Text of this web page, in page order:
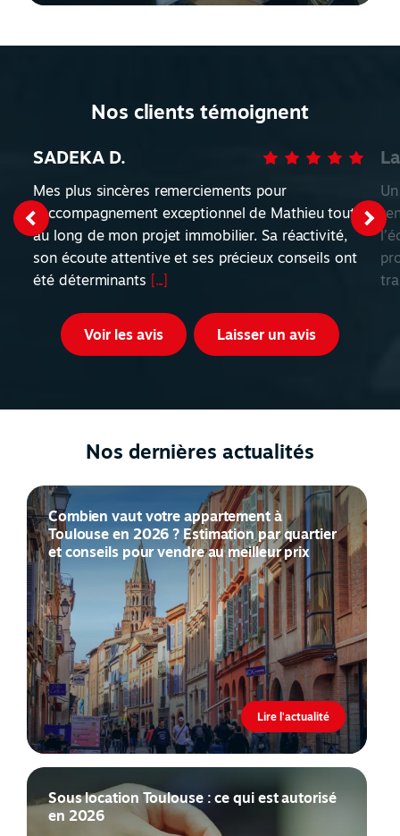
Nos clients témoignent
SADEKA D.
Mes plus sincères remerciements pour
l'accompagnement exceptionnel de Mathieu tout
au long de mon projet immobilier. Sa réactivité,
son écoute attentive et ses précieux conseils ont
été déterminants [...]
Voir les avis Laisser un avis
Nos dernières actualités
Combien vaut votre appartement à
Toulouse en 2026 ? Estimation par quartier
et conseils pour vendre au meilleur prix
Lire l'actualité
Sous location Toulouse : ce qui est autorisé
en 2026